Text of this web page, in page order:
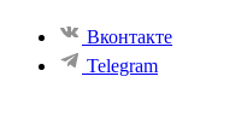
Вконтакте
Telegram